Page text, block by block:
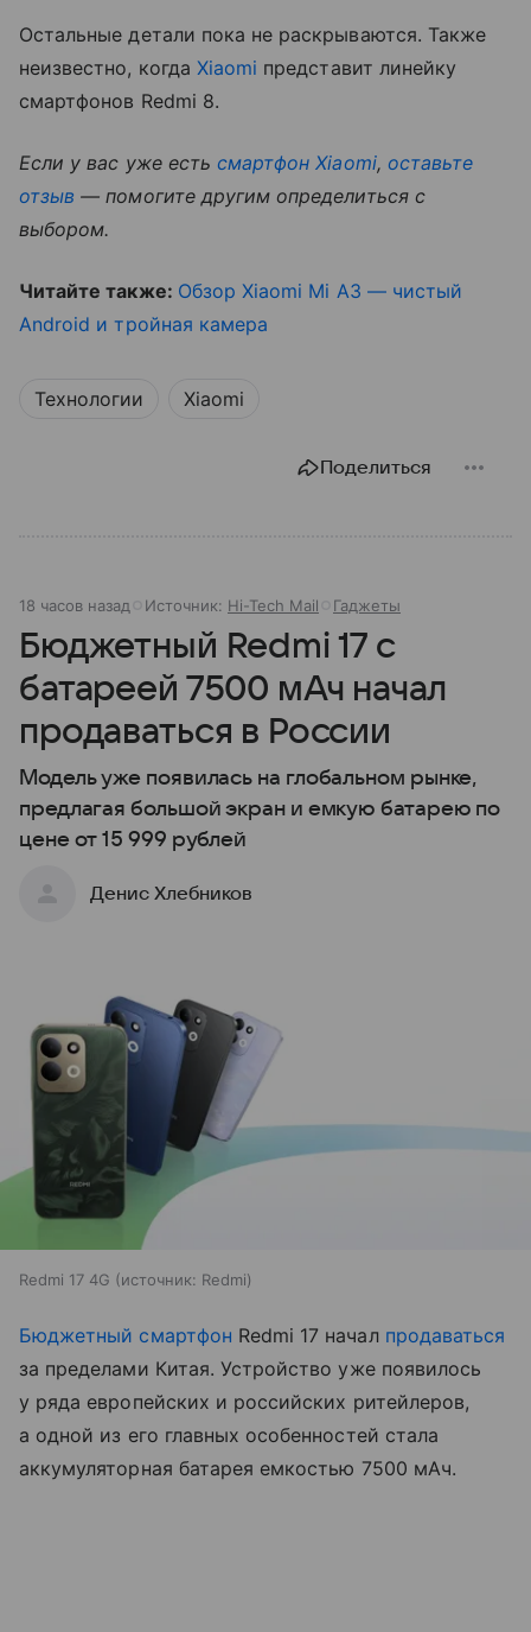
Остальные детали пока не раскрываются. Также
неизвестно, когда Xiaomi представит линейку
смартфонов Redmi 8.
Если у вас уже есть смартфон Xiaomi, оставьте
отзыв — помогите другим определиться с
выбором.
Читайте также: Обзор Xiaomi Mi A3 — чистый
Android и тройная камера
Технологии Xiaomi
Поделиться
18 часов назад Источник: Hi-Tech Mail Гаджеты
Бюджетный Redmi 17 с
батареей 7500 мАч начал
продаваться в России
Модель уже появилась на глобальном рынке,
предлагая большой экран и емкую батарею по
цене от 15 999 рублей
Денис Хлебников
Redmi 17 4G источник: Redmi
Бюджетный смартфон Redmi 17 начал продаваться
за пределами Китая. Устройство уже появилось
у ряда европейских и российских ритейлеров,
а одной из его главных особенностей стала
аккумуляторная батарея емкостью 7500 мАч.